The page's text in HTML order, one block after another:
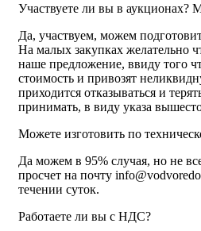
Участвуете ли вы в аукционах?
Да, участвуем, можем
На малых закупках желательно
наше предложение, ввиду того
стоимость и привозят
приходится отказываться и
принимать, в виду указа
Можете изготовить по
Да можем в 95% случая, но не
просчет на почту
течении суток.
Работаете ли вы с НДС?